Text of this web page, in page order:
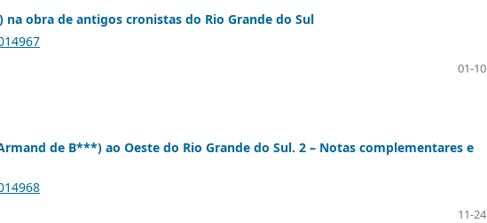
obra de antigos cronistas do Rio Grande do Sul
01-10
de B***) ao Oeste do Rio Grande do Sul. 2 – Notas complementares e
11-24